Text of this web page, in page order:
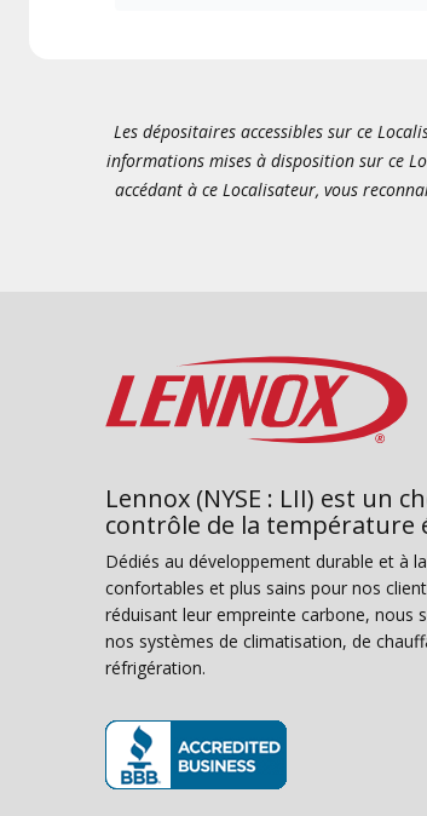
Les dépositaires accessibles sur ce
informations mises à disposition sur ce
accédant à ce Localisateur, vous
Lennox (NYSE : LII) est un
contrôle de la température
Dédiés au développement durable et à
confortables et plus sains pour nos
réduisant leur empreinte carbone, nous
nos systèmes de climatisation, de
réfrigération.